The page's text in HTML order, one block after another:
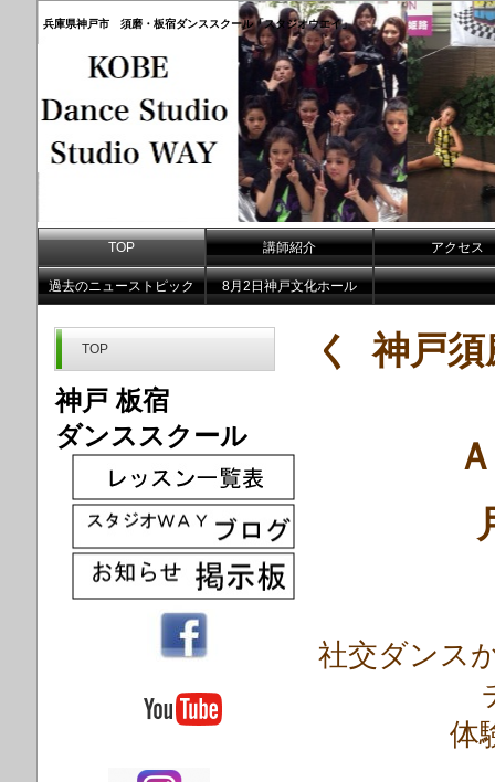
兵庫県神戸市 須磨・板宿ダンススクール「スタジオウエイ」
TOP 講師紹介 アクセス
過去のニューストピック 8月2日神戸文化ホール
く 神戸
社交ダンス
体
TOP
神戸 板宿
ダンススクール